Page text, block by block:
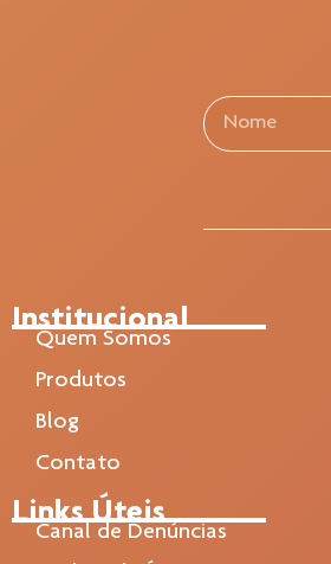
Institucional
Quem Somos
Produtos
Blog
Contato
Links Úteis
Canal de Denúncias